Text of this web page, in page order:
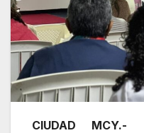
CIUDAD MCY.-